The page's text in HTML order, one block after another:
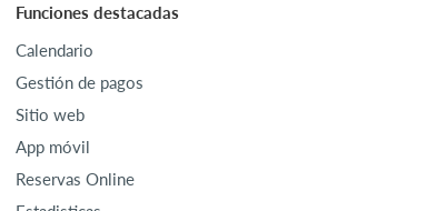
Funciones destacadas
Calendario
Gestión de pagos
Sitio web
App móvil
Reservas Online